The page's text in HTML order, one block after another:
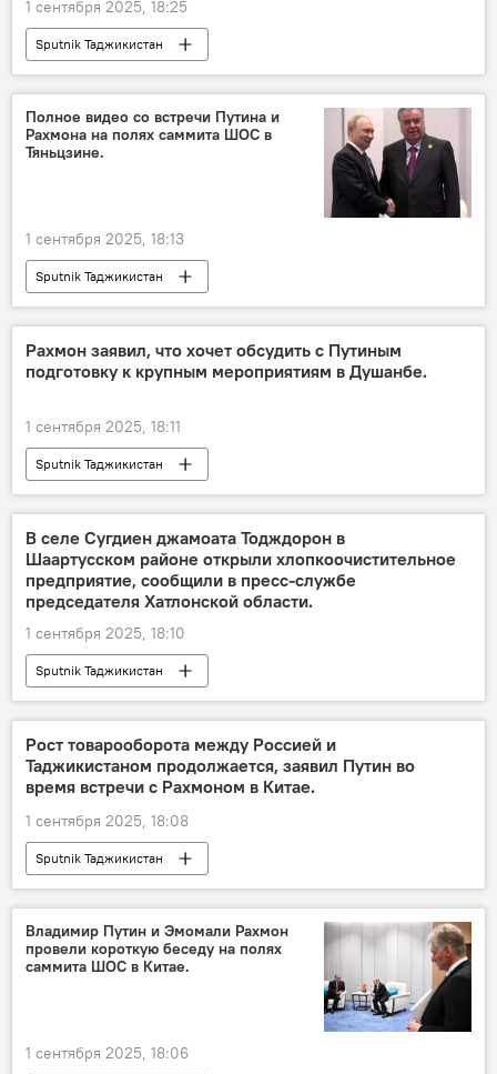
1 сентября 2025, 18:25
Sputnik Таджикистан
Полное видео со встречи Путина и
Рахмона на полях саммита ШОС в
Тяньцзине.
1 сентября 2025, 18:13
Sputnik Таджикистан
Рахмон заявил, что хочет обсудить с Путиным
подготовку к крупным мероприятиям в Душанбе.
1 сентября 2025, 18:11
Sputnik Таджикистан
В селе Сугдиен джамоата Тодждорон в
Шаартусском районе открыли хлопкоочистительное
предприятие, сообщили в пресс-службе
председателя Хатлонской области.
1 сентября 2025, 18:10
Sputnik Таджикистан
Рост товарооборота между Россией и
Таджикистаном продолжается, заявил Путин во
время встречи с Рахмоном в Китае.
1 сентября 2025, 18:08
Sputnik Таджикистан
Владимир Путин и Эмомали Рахмон
провели короткую беседу на полях
саммита ШОС в Китае.
1 сентября 2025, 18:06